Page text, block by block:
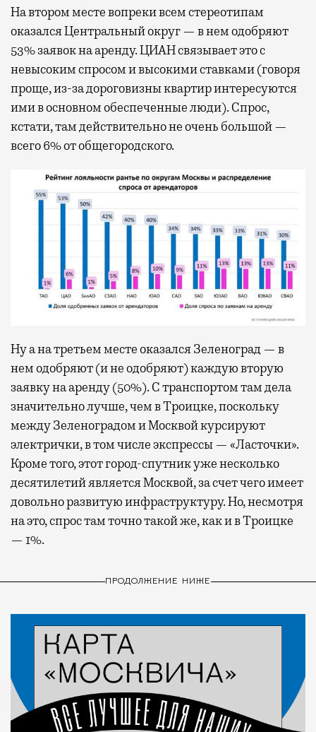
На втором месте вопреки всем стереотипам
оказался Центральный округ — в нем одобряют
53% заявок на аренду. ЦИАН связывает это с
невысоким спросом и высокими ставками (говоря
проще, из-за дороговизны квартир интересуются
ими в основном обеспеченные люди). Спрос,
кстати, там действительно не очень большой —
всего 6% от общегородского.
Ну а на третьем месте оказался Зеленоград — в
нем одобряют (и не одобряют) каждую вторую
заявку на аренду (50%). С транспортом там дела
значительно лучше, чем в Троицке, поскольку
между Зеленоградом и Москвой курсируют
электрички, в том числе экспрессы — «Ласточки».
Кроме того, этот город-спутник уже несколько
десятилетий является Москвой, за счет чего имеет
довольно развитую инфраструктуру. Но, несмотря
на это, спрос там точно такой же, как и в Троицке
— 1%.
ПРОДОЛЖЕНИЕ НИЖЕ